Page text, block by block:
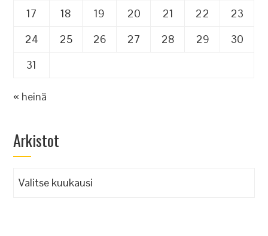
17
18 19 20 21 22
23
24
25 26 27 28 29
30
31
« heinä
Arkistot
Arkistot